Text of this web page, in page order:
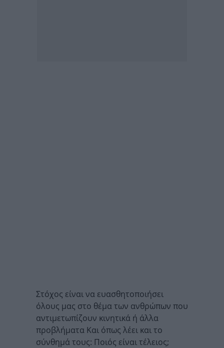
Στόχος είναι να ευασθητοποιήσει
όλους μας στο θέμα των ανθρώπων που
αντιμετωπίζουν κινητικά ή άλλα
προβλήματα Και όπως λέει και το
σύνθημά τους: Ποιός είναι τέλειος;